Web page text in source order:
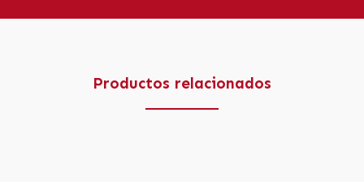
Productos relacionados